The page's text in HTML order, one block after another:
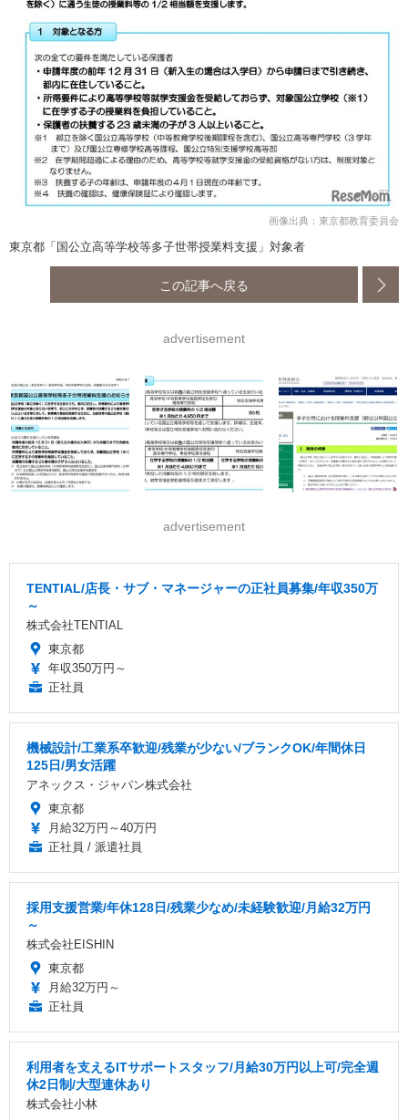
画像出典：東京都教育委員会
東京都「国公立高等学校等多子世帯授業料支援」対象者
この記事へ戻る
advertisement
advertisement
TENTIAL/店長・サブ・マネージャーの正社員募集/年収350万
～
株式会社TENTIAL
東京都
年収350万円～
正社員
機械設計/工業系卒歓迎/残業が少ない/ブランクOK/年間休日
125日/男女活躍
アネックス・ジャパン株式会社
東京都
月給32万円～40万円
正社員 / 派遣社員
採用支援営業/年休128日/残業少なめ/未経験歓迎/月給32万円
～
株式会社EISHIN
東京都
月給32万円～
正社員
利用者を支えるITサポートスタッフ/月給30万円以上可/完全週
休2日制/大型連休あり
株式会社小林